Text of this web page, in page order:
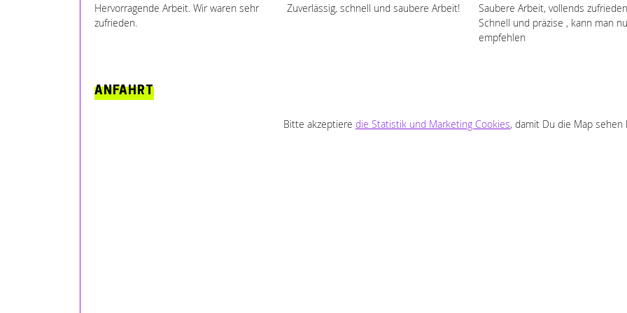
Hervorragende Arbeit. Wir waren sehr
zufrieden.
Zuverlässig, schnell und saubere Arbeit!
Saubere Arbeit, vollends
Schnell und präzise , kann man
empfehlen
ANFAHRT
Bitte akzeptiere die Statistik und Marketing Cookies, damit Du die Map sehen